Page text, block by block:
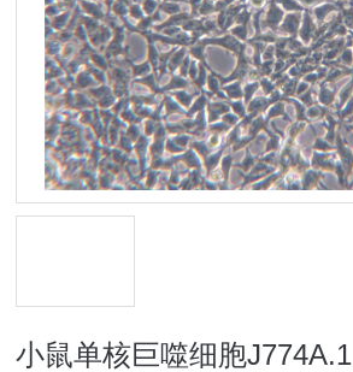
小鼠单核巨噬细胞J774A.1